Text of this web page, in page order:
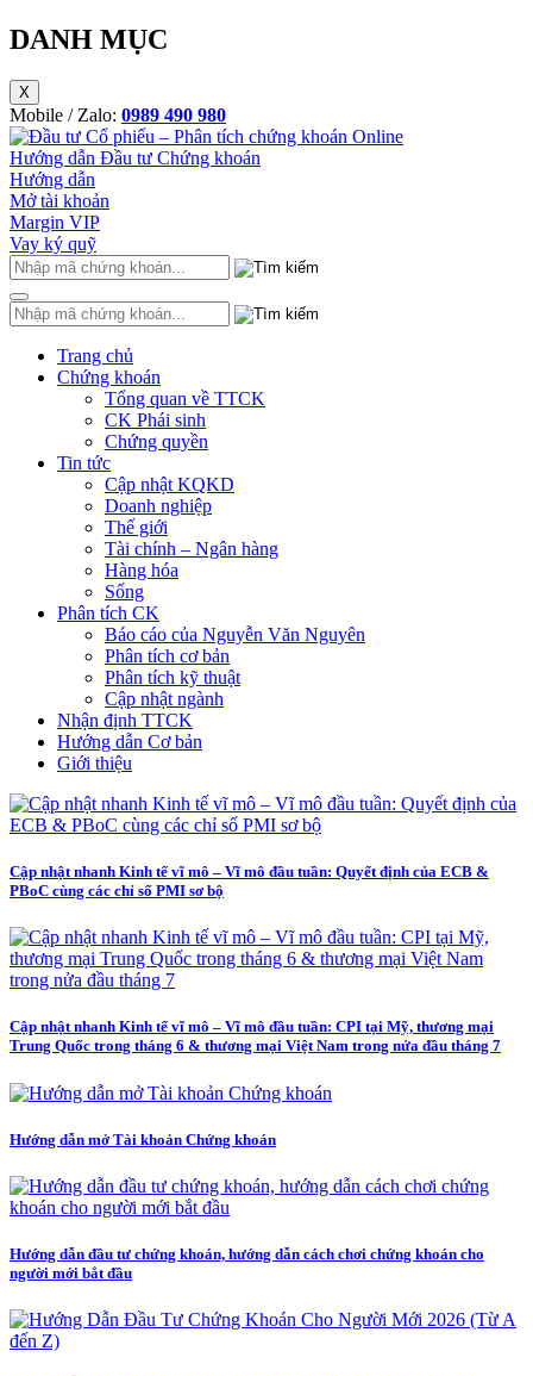
DANH MỤC
X
Mobile / Zalo: 0989 490 980
Hướng dẫn Đầu tư Chứng khoán
Hướng dẫn
Mở tài khoản
Margin VIP
Vay ký quỹ
Trang chủ
Chứng khoán
Tổng quan về TTCK
CK Phái sinh
Chứng quyền
Tin tức
Cập nhật KQKD
Doanh nghiệp
Thế giới
Tài chính – Ngân hàng
Hàng hóa
Sống
Phân tích CK
Báo cáo của Nguyễn Văn Nguyên
Phân tích cơ bản
Phân tích kỹ thuật
Cập nhật ngành
Nhận định TTCK
Hướng dẫn Cơ bản
Giới thiệu
Cập nhật nhanh Kinh tế vĩ mô – Vĩ mô đầu tuần: Quyết định của ECB &
PBoC cùng các chỉ số PMI sơ bộ
Cập nhật nhanh Kinh tế vĩ mô – Vĩ mô đầu tuần: CPI tại Mỹ, thương mại
Trung Quốc trong tháng 6 & thương mại Việt Nam trong nửa đầu tháng 7
Hướng dẫn mở Tài khoản Chứng khoán
Hướng dẫn đầu tư chứng khoán, hướng dẫn cách chơi chứng khoán cho
người mới bắt đầu